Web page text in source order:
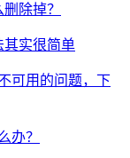
除掉？
其实很简单
可用的问题，下
办？